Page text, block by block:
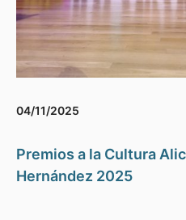
04/11/2025
Premios a la Cultura
Hernández 2025